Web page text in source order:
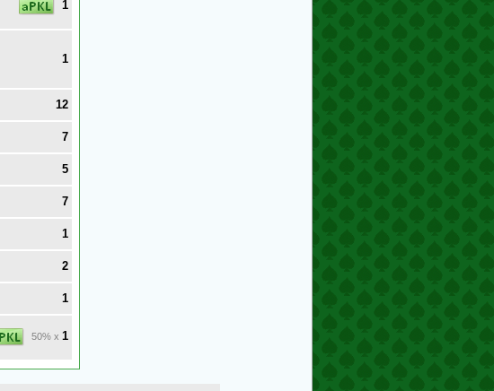
1
1
12
7
5
7
1
2
1
50% x 1